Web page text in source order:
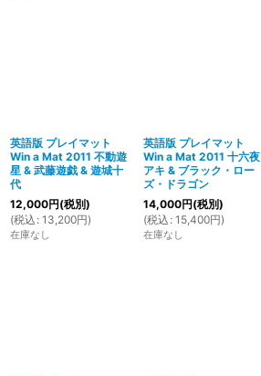
英語版 プレイマット
Win a Mat 2011 不動遊
星 & 武藤遊戯 & 遊城十
代
12,000円(税別)
(税込 : 13,200円)
在庫なし
英語版 プレイマット
Win a Mat 2011 十六夜
アキ & ブラック・ロー
ズ・ドラゴン
14,000円(税別)
(税込 : 15,400円)
在庫なし